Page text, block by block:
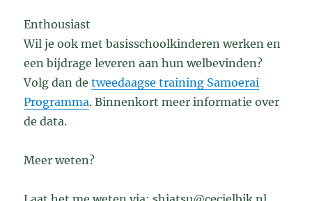
Enthousiast
Wil je ook met basisschoolkinderen werken en
een bijdrage leveren aan hun welbevinden?
Volg dan detweedaagse training Samoerai
Programma. Binnenkort meer informatie over
de data.
Meer weten?